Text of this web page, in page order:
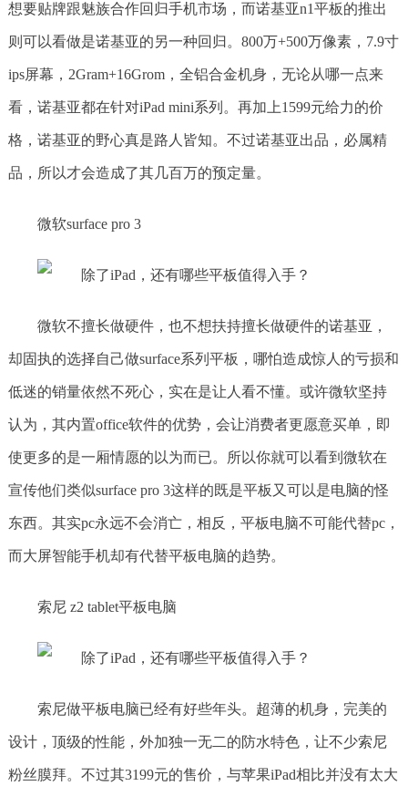
想要贴牌跟魅族合作回归手机市场，而诺基亚n1平板的推出
则可以看做是诺基亚的另一种回归。800万+500万像素，7.9寸
ips屏幕，2Gram+16Grom，全铝合金机身，无论从哪一点来
看，诺基亚都在针对iPad mini系列。再加上1599元给力的价
格，诺基亚的野心真是路人皆知。不过诺基亚出品，必属精
品，所以才会造成了其几百万的预定量。
微软surface pro 3
微软不擅长做硬件，也不想扶持擅长做硬件的诺基亚，
却固执的选择自己做surface系列平板，哪怕造成惊人的亏损和
低迷的销量依然不死心，实在是让人看不懂。或许微软坚持
认为，其内置office软件的优势，会让消费者更愿意买单，即
使更多的是一厢情愿的以为而已。所以你就可以看到微软在
宣传他们类似surface pro 3这样的既是平板又可以是电脑的怪
东西。其实pc永远不会消亡，相反，平板电脑不可能代替pc，
而大屏智能手机却有代替平板电脑的趋势。
索尼 z2 tablet平板电脑
索尼做平板电脑已经有好些年头。超薄的机身，完美的
设计，顶级的性能，外加独一无二的防水特色，让不少索尼
粉丝膜拜。不过其3199元的售价，与苹果iPad相比并没有太大